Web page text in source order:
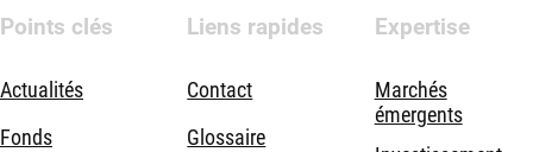
Points clés
Actualités
Fonds
Liens rapides
Contact
Glossaire
Expertise
Marchés
émergents